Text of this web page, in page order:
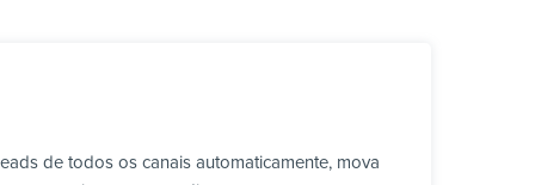
de todos os canais automaticamente, mova